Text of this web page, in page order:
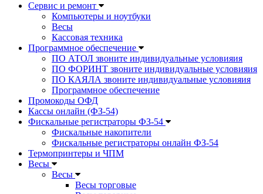
Сервис и ремонт
Компьютеры и ноутбуки
Весы
Кассовая техника
Программное обеспечение
ПО АТОЛ звоните индивидуальные условияия
ПО ФОРИНТ звоните индивидуальные условияия
ПО КАЯЛА звоните индивидуальные условияия
Программное обеспечение
Промокоды ОФД
Кассы онлайн (ФЗ-54)
Фискальные регистраторы ФЗ-54
Фискальные накопители
Фискальные регистраторы онлайн ФЗ-54
Термопринтеры и ЧПМ
Весы
Весы
Весы торговые